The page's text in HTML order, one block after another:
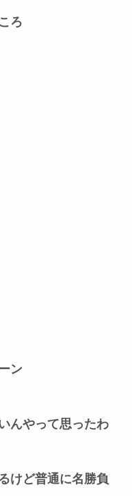
ろ
ン
んやって思ったわ
けど普通に名勝負